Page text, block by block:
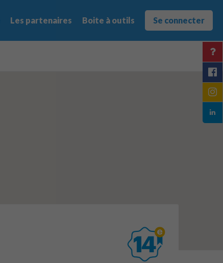
Les partenaires Boite à outils Se connecter